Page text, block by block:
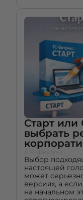
Старт или
выбрать
Выбор
настоящей
может
версиях, а
на начальном